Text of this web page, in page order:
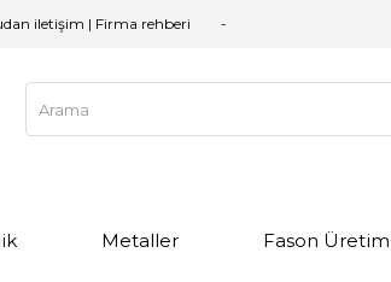
iletişim | Firma rehberi
Metaller Fason Üretim